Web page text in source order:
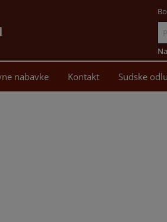
sadržaj
nabavke Kontakt Sudske